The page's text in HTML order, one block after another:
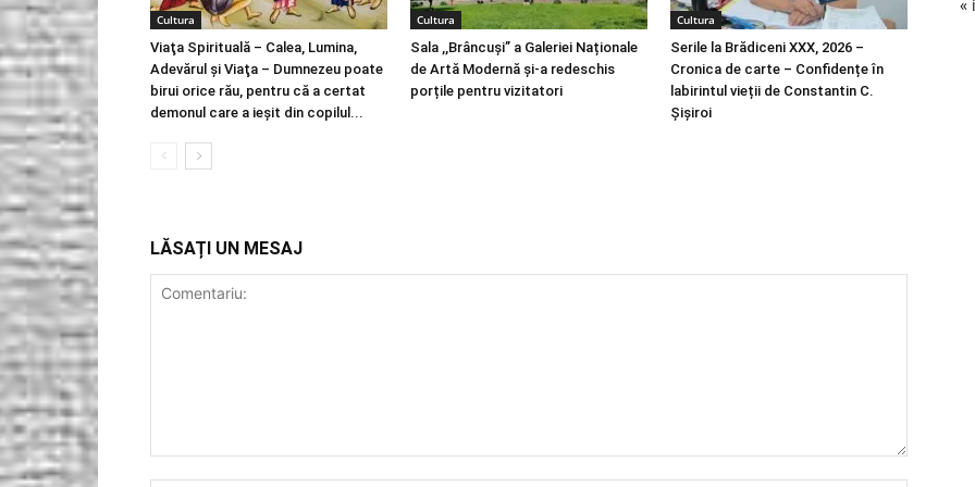
Cultura
Viaţa Spirituală – Calea, Lumina,
Adevărul şi Viaţa – Dumnezeu poate
birui orice rău, pentru că a certat
demonul care a ieșit din copilul...
Cultura
Sala ,,Brâncuși” a Galeriei Naționale
de Artă Modernă și-a redeschis
porțile pentru vizitatori
Cultura
Serile la Brădiceni XXX, 2026 –
Cronica de carte – Confidențe în
labirintul vieții de Constantin C.
Șișiroi
LĂSAȚI UN MESAJ
«